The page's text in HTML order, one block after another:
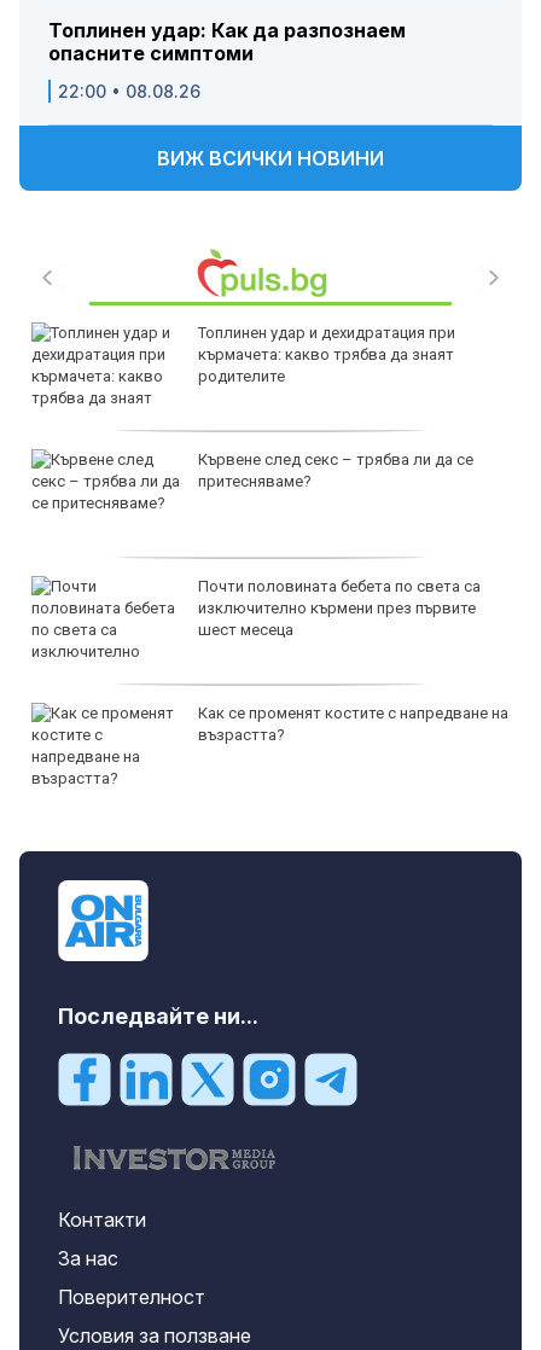
Топлинен удар: Как да разпознаем
опасните симптоми
22:00 • 08.08.26
ВИЖ ВСИЧКИ НОВИНИ
Топлинен удар и дехидратация при
кърмачета: какво трябва да знаят
родителите
Кървене след секс – трябва ли да се
притесняваме?
Почти половината бебета по света са
изключително кърмени през първите
шест месеца
Как се променят костите с напредване на
възрастта?
Последвайте ни...
Контакти
За нас
Поверителност
Условия за ползване